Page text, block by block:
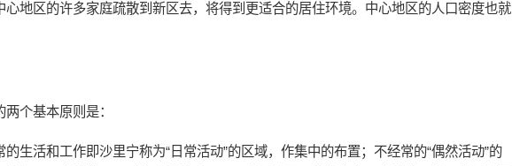
心地区的许多家庭疏散到新区去，将得到更适合的居住环境。中心地区的人口密度也就
个基本原则是：
的生活和工作即沙里宁称为“日常活动”的区域，作集中的布置；不经常的“偶然活动”的